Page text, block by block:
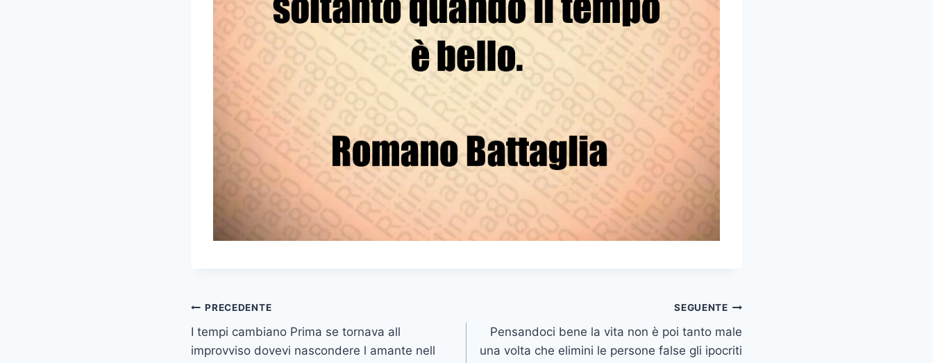
Navigazione
articoli
PRECEDENTE
I tempi cambiano Prima se tornava all
improvviso dovevi nascondere l amante nell
SEGUENTE
Pensandoci bene la vita non è poi tanto male
una volta che elimini le persone false gli ipocriti